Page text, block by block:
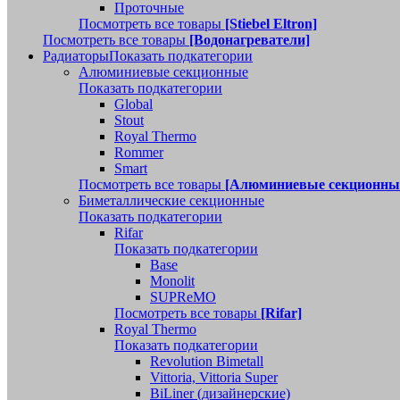
Проточные
Посмотреть все товары [Stiebel Eltron]
Посмотреть все товары [Водонагреватели]
РадиаторыПоказать подкатегории
Алюминиевые секционные
Показать подкатегории
Global
Stout
Royal Thermo
Rommer
Smart
Посмотреть все товары [Алюминиевые
Биметаллические секционные
Показать подкатегории
Rifar
Показать подкатегории
Base
Monolit
SUPReMO
Посмотреть все товары [Rifar]
Royal Thermo
Показать подкатегории
Revolution Bimetall
Vittoria, Vittoria Super
BiLiner (дизайнерские)